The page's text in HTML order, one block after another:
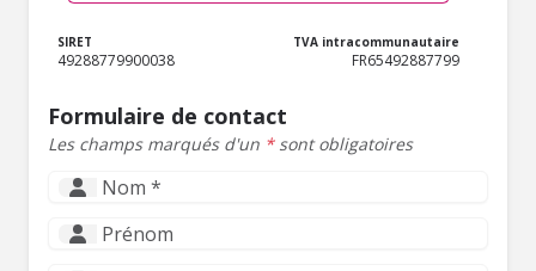
SIRET
49288779900038
TVA intracommunautaire
FR65492887799
Formulaire de contact
Les champs marqués d'un *sont obligatoires